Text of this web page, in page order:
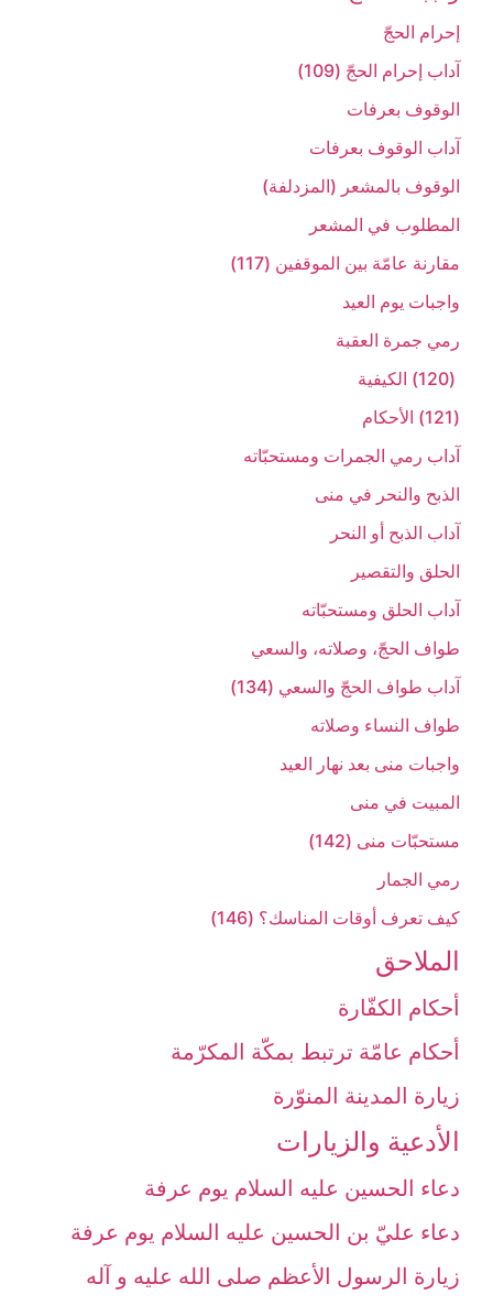
إحرام الحجّ‏
آداب إحرام الحجّ (109)
الوقوف بعرفات‏
آداب الوقوف بعرفات‏
الوقوف بالمشعر (المزدلفة)
المطلوب في المشعر
مقارنة عامّة بين الموقفين (117)
واجبات يوم العيد
رمي جمرة العقبة
(120) الكيفية
(121) الأحكام
آداب رمي الجمرات ومستحبّاته‏
الذبح والنحر في منى‏
آداب الذبح أو النحر
الحلق والتقصير
آداب الحلق ومستحبّاته‏
طواف الحجّ، وصلاته، والسعي‏
آداب طواف الحجّ والسعي (134)
طواف النساء وصلاته‏
واجبات منى بعد نهار العيد
المبيت في منى‏
مستحبّات منى (142)
رمي الجمار
كيف تعرف أوقات المناسك؟ (146)
الملاحق‏
أحكام الكفّارة
أحكام عامّة ترتبط بمكّة المكرّمة
زيارة المدينة المنوّرة
الأدعية والزيارات‏
دعاء الحسين عليه السلام يوم عرفة
دعاء عليّ بن الحسين عليه السلام يوم عرفة
زيارة الرسول الأعظم صلى الله عليه و آله‏